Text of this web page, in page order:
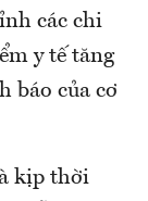
các chi
y tế tăng
báo của cơ
kịp thời